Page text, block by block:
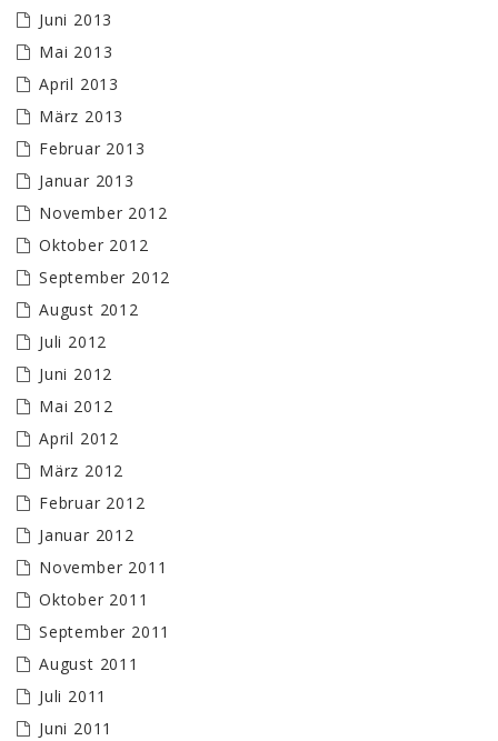
Juni 2013
Mai 2013
April 2013
März 2013
Februar 2013
Januar 2013
November 2012
Oktober 2012
September 2012
August 2012
Juli 2012
Juni 2012
Mai 2012
April 2012
März 2012
Februar 2012
Januar 2012
November 2011
Oktober 2011
September 2011
August 2011
Juli 2011
Juni 2011